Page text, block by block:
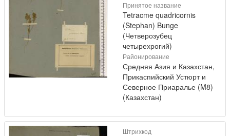
Принятое название
Tetracme quadricornis
(Stephan) Bunge
(Четверозубец
четырехрогий)
Районирование
Средняя Азия и Казахстан,
Прикаспийский Устюрт и
Северное Приаралье (M8)
(Казахстан)
Штрихкод